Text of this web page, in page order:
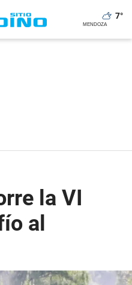
7°
la VI
al